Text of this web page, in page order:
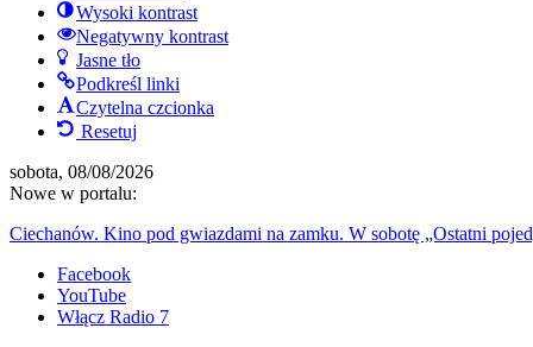
Wysoki kontrast
Negatywny kontrast
Jasne tło
Podkreśl linki
Czytelna czcionka
Resetuj
sobota, 08/08/2026
Nowe w portalu:
Ciechanów. Kino pod gwiazdami na zamku. W sobotę „Ostatni
Facebook
YouTube
Włącz Radio 7